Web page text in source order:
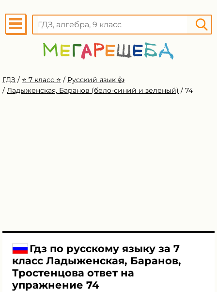
ГДЗ / ⭐️ 7 класс ⭐️ / Русский язык 👍
/ Ладыженская, Баранов (бело-синий и зеленый) / 74
Гдз по русскому языку за 7
класс Ладыженская, Баранов,
Тростенцова ответ на
упражнение 74